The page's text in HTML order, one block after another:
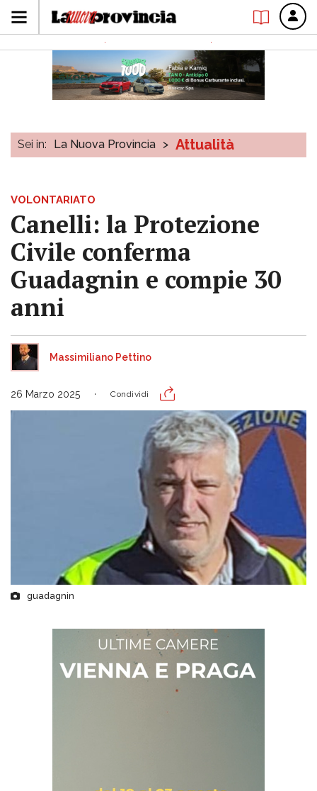
Sei in: La Nuova Provincia > Attualità
VOLONTARIATO
Canelli: la Protezione
Civile conferma
Guadagnin e compie 30
anni
Massimiliano Pettino
26 Marzo 2025 Condividi
guadagnin